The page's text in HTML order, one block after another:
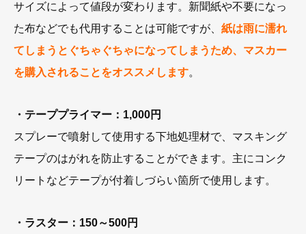
サイズによって値段が変わります。新聞紙や不要になっ
た布などでも代用することは可能ですが、 紙は雨に濡れ
てしまうとぐちゃぐちゃになってしまうため、マスカー
を購入されることをオススメします。
・テーププライマー：1,000円
スプレーで噴射して使用する下地処理材で、マスキング
テープのはがれを防止することができます。主にコンク
リートなどテープが付着しづらい箇所で使用します。
・ラスター：150～500円